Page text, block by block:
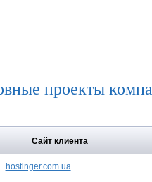
проекты
Сайт клиента
hostinger.com.ua